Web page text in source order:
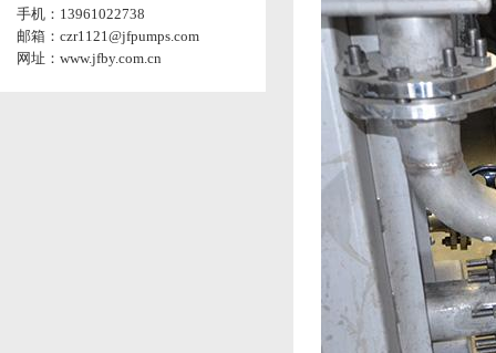
手机：13961022738
邮箱：czr1121@jfpumps.com
网址：www.jfby.com.cn